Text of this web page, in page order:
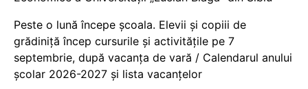
Peste o lună începe școala. Elevii și copiii de
grădiniță încep cursurile și activitățile pe 7
septembrie, după vacanța de vară / Calendarul anului
școlar 2026-2027 și lista vacanțelor